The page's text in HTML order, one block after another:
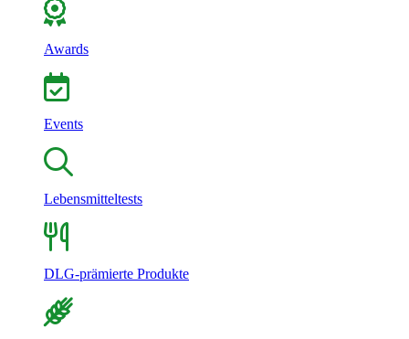
Awards
Events
Lebensmitteltests
DLG-prämierte Produkte